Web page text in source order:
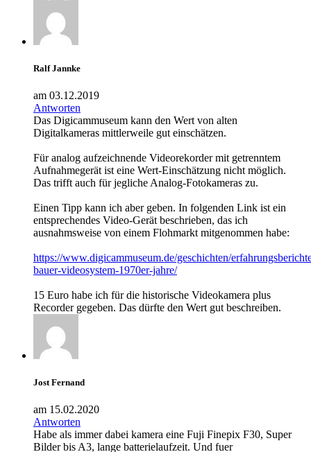
Ralf Jannke
am 03.12.2019
Antworten
Das Digicammuseum kann den Wert von alten
Digitalkameras mittlerweile gut einschätzen.
Für analog aufzeichnende Videorekorder mit getrenntem
Aufnahmegerät ist eine Wert-Einschätzung nicht möglich.
Das trifft auch für jegliche Analog-Fotokameras zu.
Einen Tipp kann ich aber geben. In folgenden Link ist ein
entsprechendes Video-Gerät beschrieben, das ich
ausnahmsweise von einem Flohmarkt mitgenommen habe:
https://www.digicammuseum.de/geschichten/
bauer-videosystem-1970er-jahre/
15 Euro habe ich für die historische Videokamera plus
Recorder gegeben. Das dürfte den Wert gut beschreiben.
Jost Fernand
am 15.02.2020
Antworten
Habe als immer dabei kamera eine Fuji Finepix F30, Super
Bilder bis A3, lange batterielaufzeit. Und fuer